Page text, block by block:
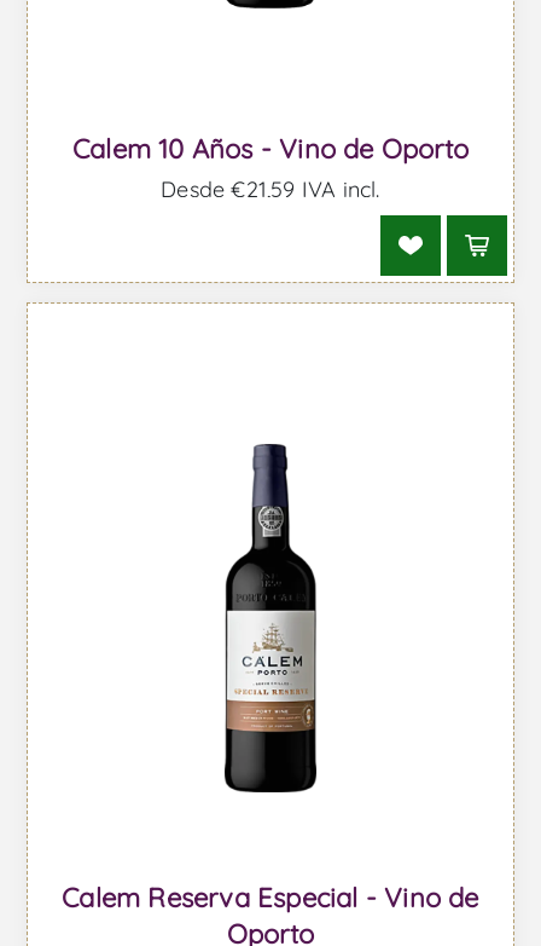
Calem 10 Años - Vino de Oporto
Desde €21,59 IVA incl.
Calem Reserva Especial - Vino de
Oporto